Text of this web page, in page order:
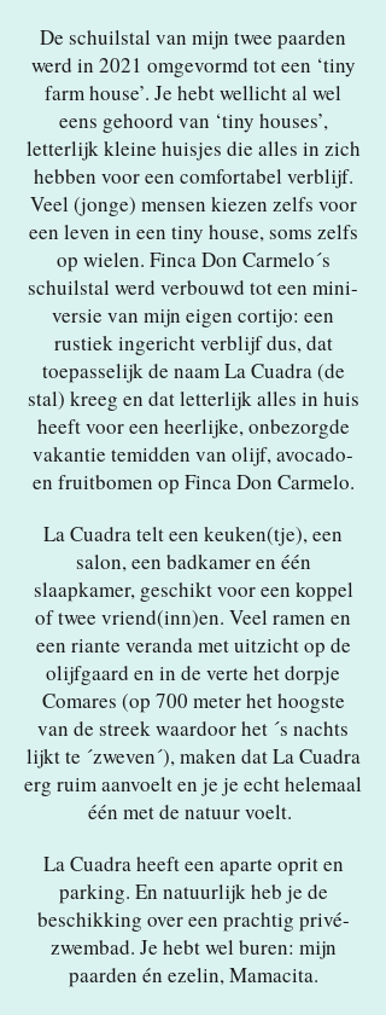
De schuilstal van mijn twee paarden
werd in 2021 omgevormd tot een ‘tiny
farm house’. Je hebt wellicht al wel
eens gehoord van ‘tiny houses’,
letterlijk kleine huisjes die alles in zich
hebben voor een comfortabel verblijf.
Veel (jonge) mensen kiezen zelfs voor
een leven in een tiny house, soms zelfs
op wielen. Finca Don Carmelo´s
schuilstal werd verbouwd tot een mini-
versie van mijn eigen cortijo: een
rustiek ingericht verblijf dus, dat
toepasselijk de naam La Cuadra (de
stal) kreeg en dat letterlijk alles in huis
heeft voor een heerlijke, onbezorgde
vakantie temidden van olijf, avocado-
en fruitbomen op Finca Don Carmelo.
La Cuadra telt een keuken(tje), een
salon, een badkamer en één
slaapkamer, geschikt voor een koppel
of twee vriend(inn)en. Veel ramen en
een riante veranda met uitzicht op de
olijfgaard en in de verte het dorpje
Comares (op 700 meter het hoogste
van de streek waardoor het ´s nachts
lijkt te ´zweven´), maken dat La Cuadra
erg ruim aanvoelt en je je echt helemaal
één met de natuur voelt.
La Cuadra heeft een aparte oprit en
parking. En natuurlijk heb je de
beschikking over een prachtig privé-
zwembad. Je hebt wel buren: mijn
paarden én ezelin, Mamacita.